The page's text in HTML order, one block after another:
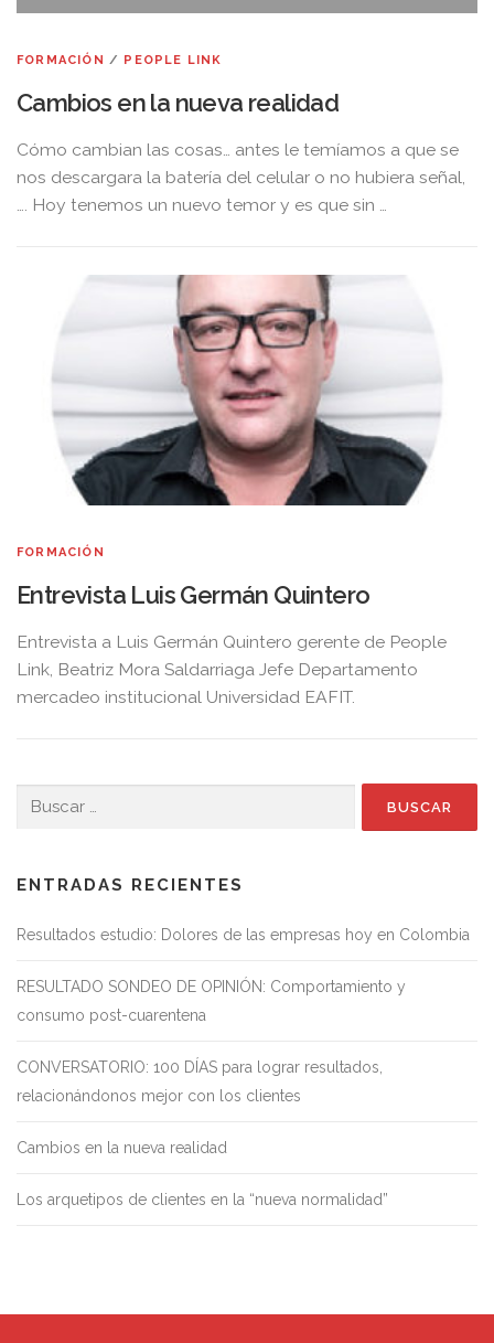
FORMACIÓN / PEOPLE LINK
Cambios en la nueva realidad
Cómo cambian las cosas… antes le temíamos a que se
nos descargara la batería del celular o no hubiera señal,
…. Hoy tenemos un nuevo temor y es que sin …
FORMACIÓN
Entrevista Luis Germán Quintero
Entrevista a Luis Germán Quintero gerente de People
Link, Beatriz Mora Saldarriaga Jefe Departamento
mercadeo institucional Universidad EAFIT.
Buscar:
ENTRADAS RECIENTES
Resultados estudio: Dolores de las empresas hoy en Colombia
RESULTADO SONDEO DE OPINIÓN: Comportamiento y
consumo post-cuarentena
CONVERSATORIO: 100 DÍAS para lograr resultados,
relacionándonos mejor con los clientes
Cambios en la nueva realidad
Los arquetipos de clientes en la “nueva normalidad”